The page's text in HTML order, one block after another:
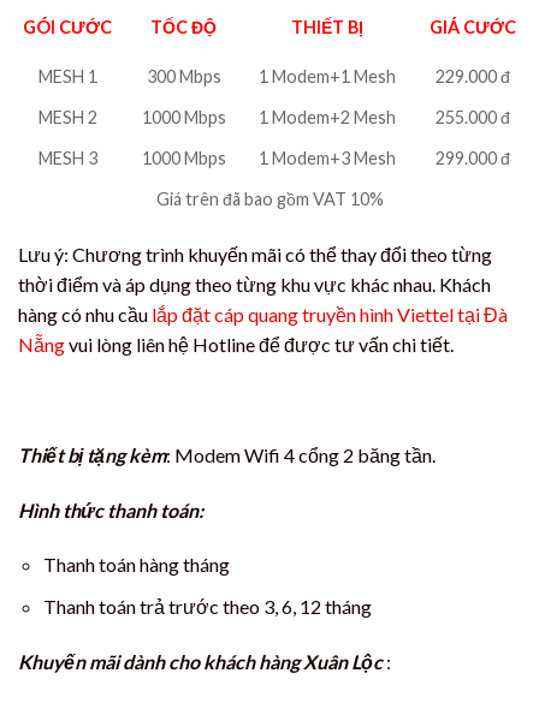
GÓI CƯỚC TỐC ĐỘ THIẾT BỊ GIÁ CƯỚC
MESH 1 300 Mbps 1 Modem+1 Mesh
229.000 đ
MESH 2
1000 Mbps 1 Modem+2 Mesh
255.000 đ
MESH 3
1000 Mbps 1 Modem+3 Mesh
299.000 đ
Giá trên đã bao gồm VAT 10%
Lưu ý: Chương trình khuyến mãi có thể thay đổi theo từng
thời điểm và áp dụng theo từng khu vực khác nhau. Khách
hàng có nhu cầu lắp đặt cáp quang truyền hình Viettel tại Đà
Nẵngvui lòng liên hệ Hotline để được tư vấn chi tiết.
Thiết bị tặng kèm: Modem Wifi 4 cổng 2 băng tần.
Hình thức thanh toán:
Thanh toán hàng tháng
Thanh toán trả trước theo 3, 6, 12 tháng
Khuyến mãi dành cho khách hàng Xuân Lộc: